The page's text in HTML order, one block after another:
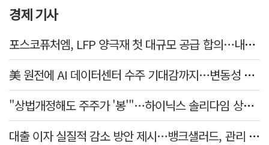
경제 기사
포스코퓨처엠, LFP 양극재 첫 대규모 공급 합의…내년부터 6년간 19만t
美 원전에 AI 데이터센터 수주 기대감까지…변동성 장세 속 빛난 건설株
"상법개정해도 주주가 '봉'"…하이닉스 솔리다임 상장설에 술렁[개미와글와글]
대출 이자 실질적 감소 방안 제시…뱅크샐러드, 관리 영역 확대 및 시스템 개편